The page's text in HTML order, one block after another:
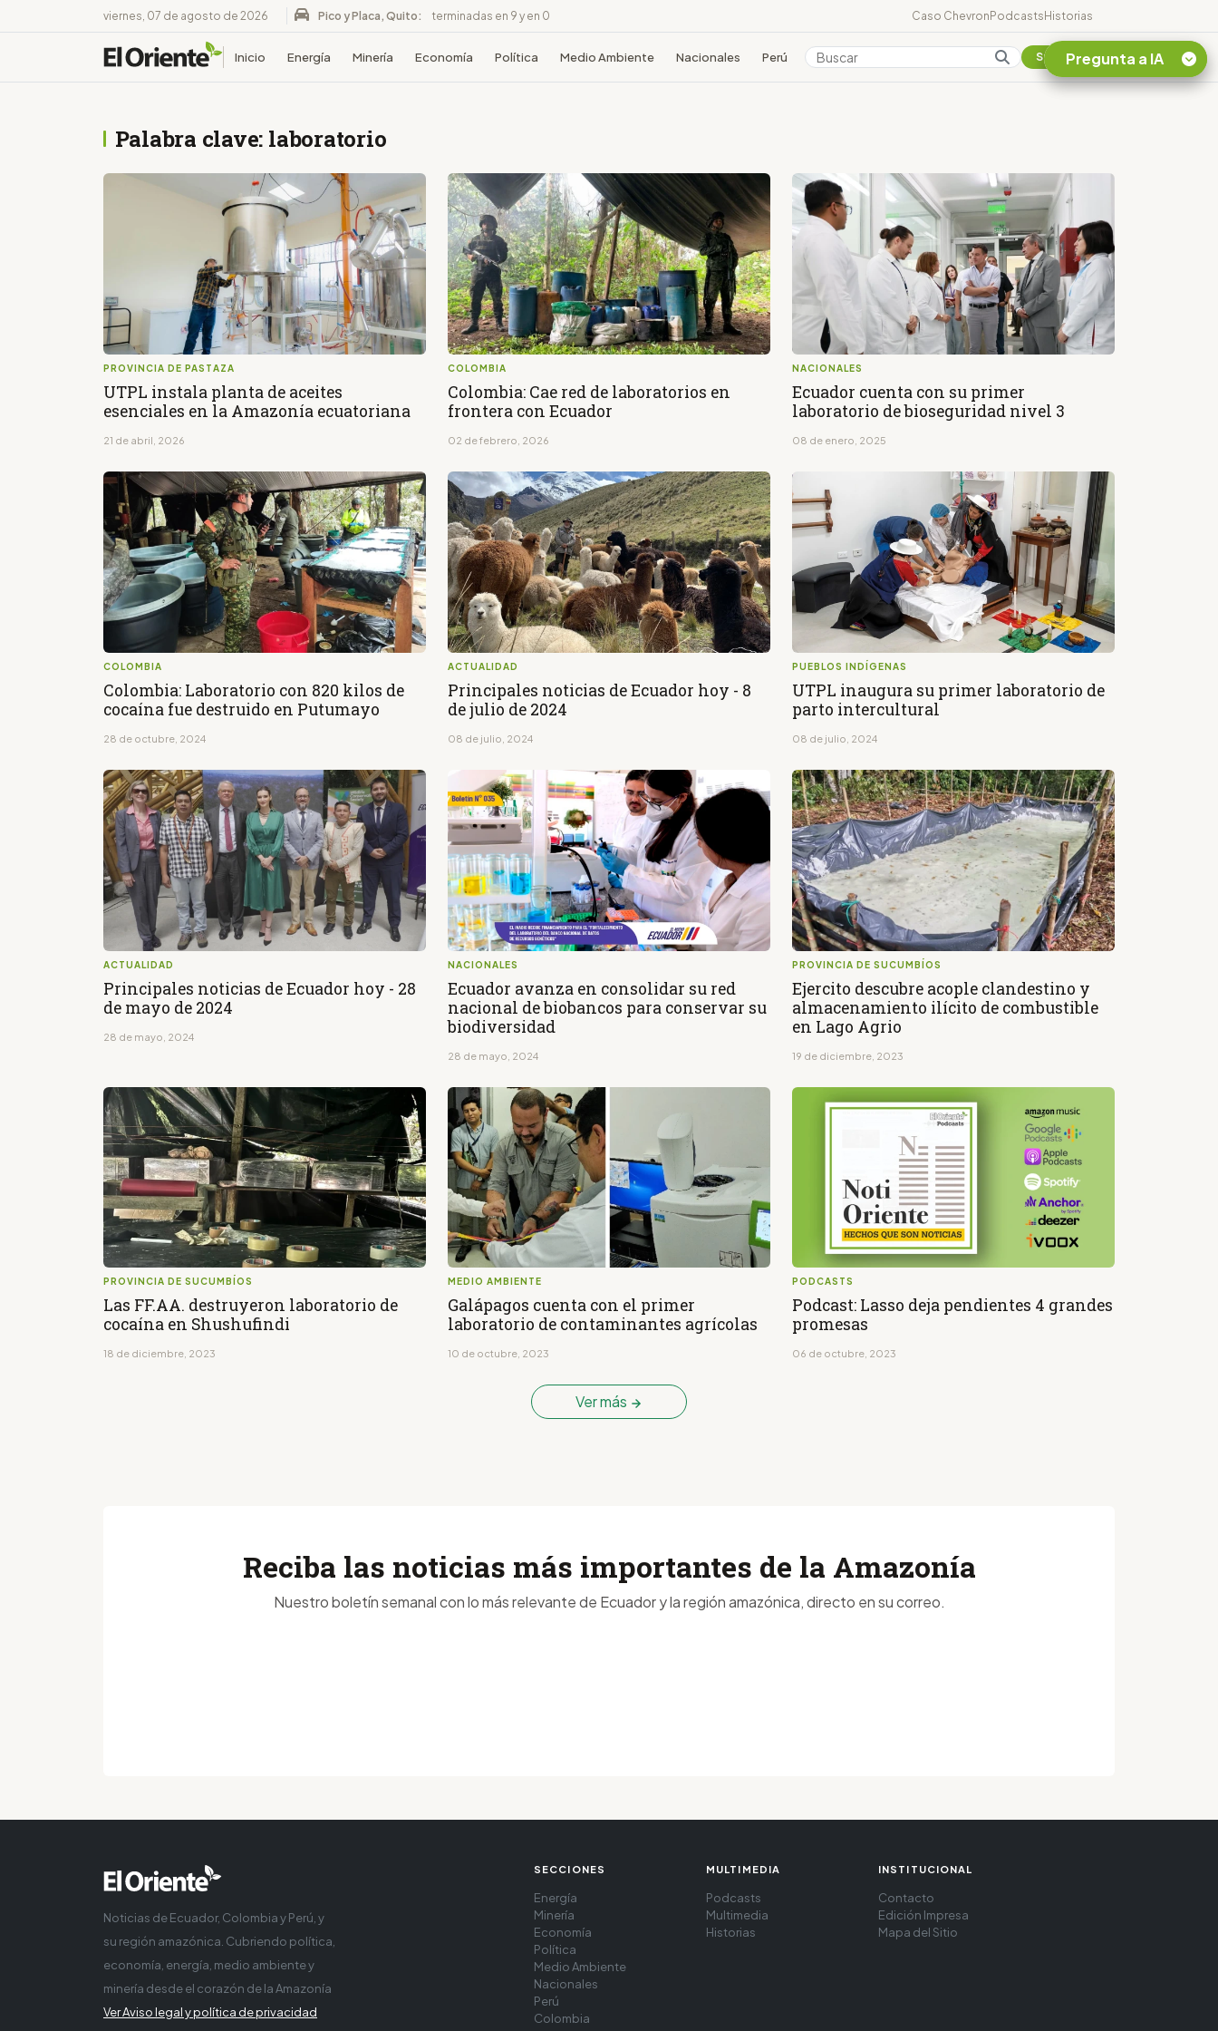
viernes, 07 de agosto de 2026 Pico y Placa, Quito: terminadas en 9 y en 0 Caso ChevronPodcastsHistorias
Inicio Energía Minería Economía Política Medio Ambiente Nacionales Perú Colombia Suscribirse
Palabra clave: laboratorio
PROVINCIA DE PASTAZA
UTPL instala planta de aceites
esenciales en la Amazonía ecuatoriana
21 de abril, 2026
COLOMBIA
Colombia: Cae red de laboratorios en
frontera con Ecuador
02 de febrero, 2026
NACIONALES
Ecuador cuenta con su primer
laboratorio de bioseguridad nivel 3
08 de enero, 2025
COLOMBIA
Colombia: Laboratorio con 820 kilos de
cocaína fue destruido en Putumayo
28 de octubre, 2024
ACTUALIDAD
Principales noticias de Ecuador hoy - 8
de julio de 2024
08 de julio, 2024
PUEBLOS INDÍGENAS
UTPL inaugura su primer laboratorio de
parto intercultural
08 de julio, 2024
ACTUALIDAD
Principales noticias de Ecuador hoy - 28
de mayo de 2024
28 de mayo, 2024
NACIONALES
Ecuador avanza en consolidar su red
nacional de biobancos para conservar su
biodiversidad
28 de mayo, 2024
PROVINCIA DE SUCUMBÍOS
Ejercito descubre acople clandestino y
almacenamiento ilícito de combustible
en Lago Agrio
19 de diciembre, 2023
PROVINCIA DE SUCUMBÍOS
Las FF.AA. destruyeron laboratorio de
cocaína en Shushufindi
18 de diciembre, 2023
MEDIO AMBIENTE
Galápagos cuenta con el primer
laboratorio de contaminantes agrícolas
10 de octubre, 2023
PODCASTS
Podcast: Lasso deja pendientes 4 grandes
promesas
06 de octubre, 2023
Ver más
Pregunta a IA
Amazonia Ecuatoriana
¿En que consiste la
tasa minera que rige en
Ecuador?
Reciba las noticias más importantes de la Amazonía
Nuestro boletín semanal con lo más relevante de Ecuador y la región amazónica, directo en su correo.
Noticias de Ecuador, Colombia y Perú, y
su región amazónica. Cubriendo política,
economía, energía, medio ambiente y
minería desde el corazón de la Amazonía
Ver Aviso legal y política de privacidad
SECCIONES
Energía
Minería
Economía
Política
Medio Ambiente
Nacionales
Perú
Colombia
MULTIMEDIA
Podcasts
Multimedia
Historias
INSTITUCIONAL
Contacto
Edición Impresa
Mapa del Sitio